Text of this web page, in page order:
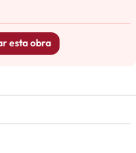
esta obra